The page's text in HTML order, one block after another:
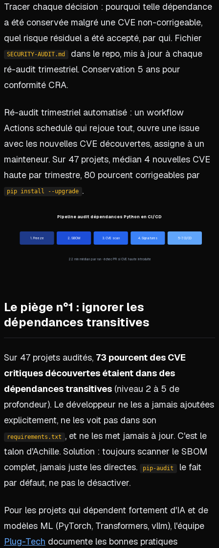
Tracer chaque décision : pourquoi telle dépendance
a été conservée malgré une CVE non-corrigeable,
quel risque résiduel a été accepté, par qui. Fichier
SECURITY-AUDIT.md
dans le repo, mis à jour à chaque
ré-audit trimestriel. Conservation 5 ans pour
conformité CRA.
Ré-audit trimestriel automatisé : un workflow
Actions schedulé qui rejoue tout, ouvre une issue
avec les nouvelles CVE découvertes, assigne à un
mainteneur. Sur 47 projets, médian 4 nouvelles CVE
haute par trimestre, 80 pourcent corrigeables par
pip install --upgrade .
Pipeline audit dépendances Python en CI/CD
1. Freeze 2. SBOM 3. CVE scan 4. Signatures 5-7. CI/CD
22 min médian par run · échec PR si CVE haute introduite
Le piège n°1 : ignorer les
dépendances transitives
Sur 47 projets audités, 73 pourcent des CVE
critiques découvertes étaient dans des
dépendances transitives (niveau 2 à 5 de
profondeur). Le développeur ne les a jamais ajoutées
explicitement, ne les voit pas dans son
requirements.txt
, et ne les met jamais à jour. C'est le
talon d'Achille. Solution : toujours scanner le SBOM
complet, jamais juste les directes.
pip-audit
le fait
par défaut, ne pas le désactiver.
Pour les projets qui dépendent fortement d'IA et de
modèles ML (PyTorch, Transformers, vllm), l'équipe
Plug-Tech documente les bonnes pratiques